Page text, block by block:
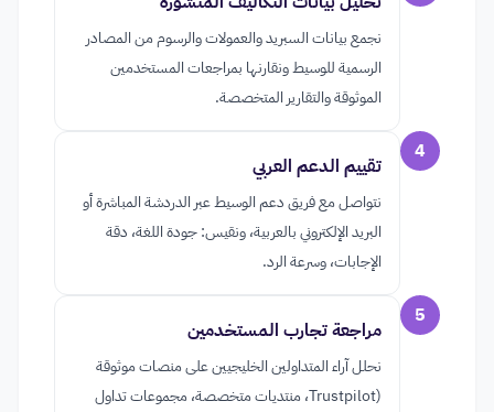
نجمع بيانات السبريد والعمولات والرسوم من المصادر
الرسمية للوسيط ونقارنها بمراجعات المستخدمين
الموثوقة والتقارير المتخصصة.
4
تقييم الدعم العربي
نتواصل مع فريق دعم الوسيط عبر الدردشة المباشرة أو
البريد الإلكتروني بالعربية، ونقيس: جودة اللغة، دقة
الإجابات، وسرعة الرد.
5
مراجعة تجارب المستخدمين
نحلل آراء المتداولين الخليجيين على منصات موثوقة
(Trustpilot، منتديات متخصصة، مجموعات تداول